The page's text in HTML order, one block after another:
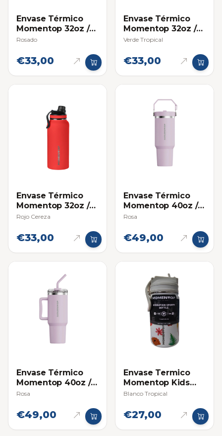
Envase Térmico
Momentop 32oz /
946 ml
Rosado
€33,00
Envase Térmico
Momentop 32oz /
946 ml
Verde Tropical
€33,00
Envase Térmico
Momentop 32oz /
946 ml
Rojo Cereza
€33,00
Envase Térmico
Momentop 40oz /
1.18 L con Asa de
Rosa
€49,00
Envase Térmico
Momentop 40oz /
1.18 L con Asa de
Rosa
€49,00
Envase Termico
Momentop Kids
12oz / 355ml
Blanco Tropical
€27,00